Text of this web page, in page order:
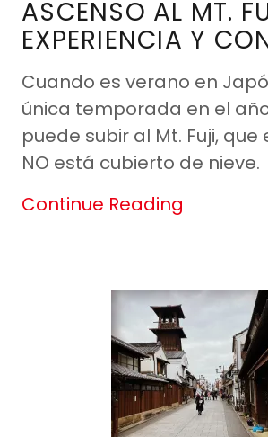
ASCENSO AL MT.
EXPERIENCIA Y
Cuando es verano en
única temporada en el
puede subir al Mt. Fuji, que
NO está cubierto de nieve.
Continue Reading